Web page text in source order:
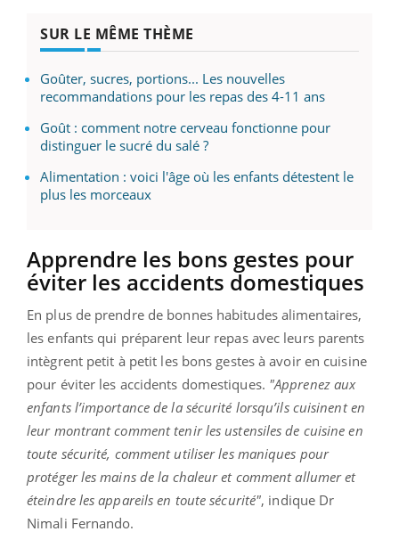
SUR LE MÊME THÈME
Goûter, sucres, portions... Les nouvelles
recommandations pour les repas des 4-11 ans
Goût : comment notre cerveau fonctionne pour
distinguer le sucré du salé ?
Alimentation : voici l'âge où les enfants détestent le
plus les morceaux
Apprendre les bons gestes pour
éviter les accidents domestiques
En plus de prendre de bonnes habitudes alimentaires,
les enfants qui préparent leur repas avec leurs parents
intègrent petit à petit les bons gestes à avoir en cuisine
pour éviter les accidents domestiques. "Apprenez aux
enfants l’importance de la sécurité lorsqu’ils cuisinent en
leur montrant comment tenir les ustensiles de cuisine en
toute sécurité, comment utiliser les maniques pour
protéger les mains de la chaleur et comment allumer et
éteindre les appareils en toute sécurité", indique Dr
Nimali Fernando.